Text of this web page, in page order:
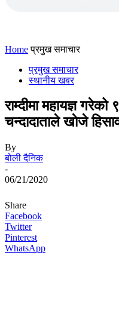
Home प्रमुख समाचार
प्रमुख समाचार
स्थानीय खबर
राम्दीमा महायज्ञ
चन्दादाताले खाेजे
By
बोली दैनिक
-
06/21/2020
Share
Facebook
Twitter
Pinterest
WhatsApp